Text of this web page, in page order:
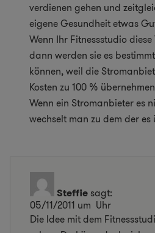
verdienen gehen und
eigene Gesundheit etwas
Wenn Ihr Fitnessstudio
dann werden sie es
können, weil die
Kosten zu 100 %
Wenn ein Stromanbieter es
wechselt man zu dem der
Steffiesagt:
05/11/2011 um Uhr
Die Idee mit dem